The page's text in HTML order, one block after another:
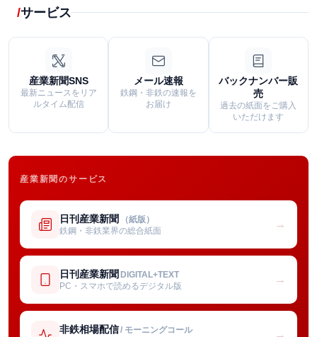
サービス
産業新聞SNS
最新ニュースをリア
ルタイム配信
メール速報
鉄鋼・非鉄の速報を
お届け
バックナンバー販
売
過去の紙面をご購入
いただけます
産業新聞のサービス
日刊産業新聞 （紙版）
鉄鋼・非鉄業界の総合紙面
→
日刊産業新聞 DIGITAL+TEXT
PC・スマホで読めるデジタル版
→
非鉄相場配信/ モーニングコール